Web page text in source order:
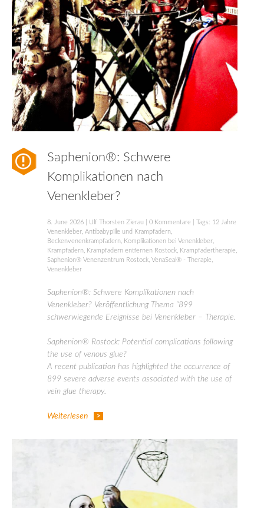
Saphenion®: Schwere
Komplikationen nach
Venenkleber?
8. June 2026 Ulf Thorsten Zierau 0 Kommentare | Tags: 12 Jahre
Venenkleber Antibabypille und Krampfadern
Beckenvenenkrampfadern
Komplikationen bei Venenkleber
Krampfadern
Krampfadern entfernen Rostock Krampfadertherapie
Saphenion® Venenzentrum Rostock VenaSeal® - Therapie
Venenkleber
Saphenion®: Schwere Komplikationen nach
Venenkleber? Veröffentlichung Thema “899
schwerwiegende Ereignisse bei Venenkleber – Therapie.
Saphenion® Rostock: Potential complications following
the use of venous glue?
A recent publication has highlighted the occurrence of
899 severe adverse events associated with the use of
vein glue therapy.
Weiterlesen